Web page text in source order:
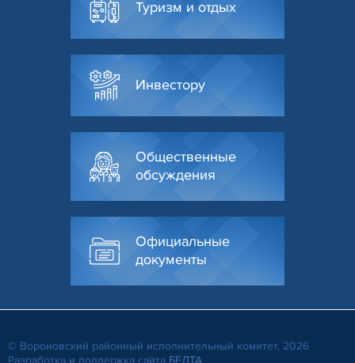
Туризм и отдых
Инвестору
Общественные
обсуждения
Официальные
документы
© Вороновский районный исполнительный комитет, 2026
Разработка и поддержка сайта БЕЛТА